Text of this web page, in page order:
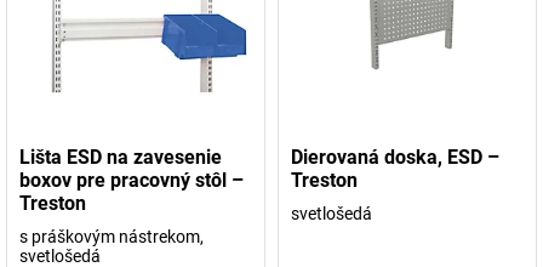
Lišta ESD na zavesenie
boxov pre pracovný stôl –
Treston
s práškovým nástrekom,
svetlošedá
Dierovaná doska, ESD –
Treston
svetlošedá